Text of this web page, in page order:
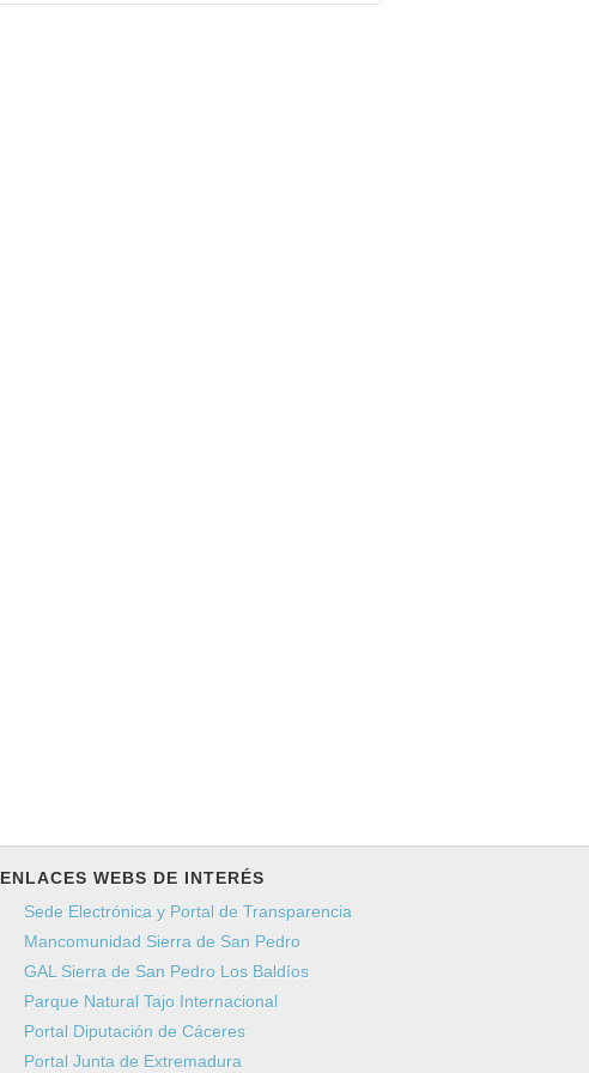
ENLACES WEBS DE INTERÉS
Sede Electrónica y Portal de Transparencia
Mancomunidad Sierra de San Pedro
GAL Sierra de San Pedro Los Baldíos
Parque Natural Tajo Internacional
Portal Diputación de Cáceres
Portal Junta de Extremadura